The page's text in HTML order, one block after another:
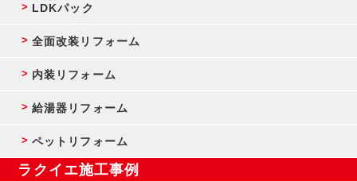
LDKパック
全面改装リフォーム
内装リフォーム
給湯器リフォーム
ペットリフォーム
ラクイエ施工事例